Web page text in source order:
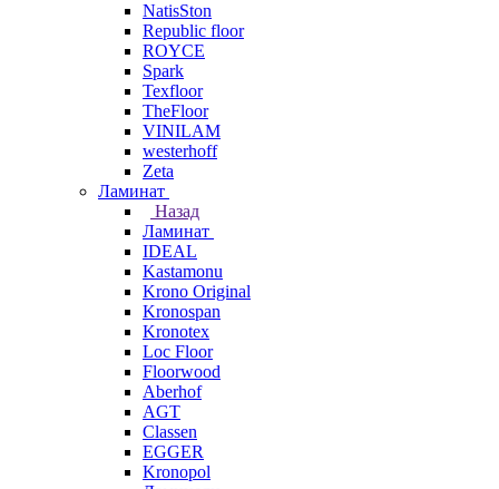
NatisSton
Republic floor
ROYCE
Spark
Texfloor
TheFloor
VINILAM
westerhoff
Zeta
Ламинат
Назад
Ламинат
IDEAL
Kastamonu
Krono Original
Kronospan
Kronotex
Loc Floor
Floorwood
Aberhof
AGT
Classen
EGGER
Kronopol